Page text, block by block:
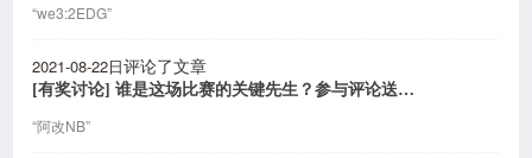
“we3:2EDG”
2021-08-22日评论了文章
[有奖讨论] 谁是这场比赛的关键先生？参与评论送雷柏电竞外设
“阿改NB”